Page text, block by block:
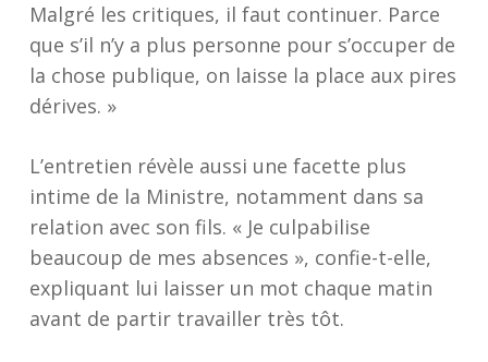
Malgré les critiques, il faut continuer. Parce
que s’il n’y a plus personne pour s’occuper de
la chose publique, on laisse la place aux pires
dérives. »
L’entretien révèle aussi une facette plus
intime de la Ministre, notamment dans sa
relation avec son fils. « Je culpabilise
beaucoup de mes absences », confie-t-elle,
expliquant lui laisser un mot chaque matin
avant de partir travailler très tôt.